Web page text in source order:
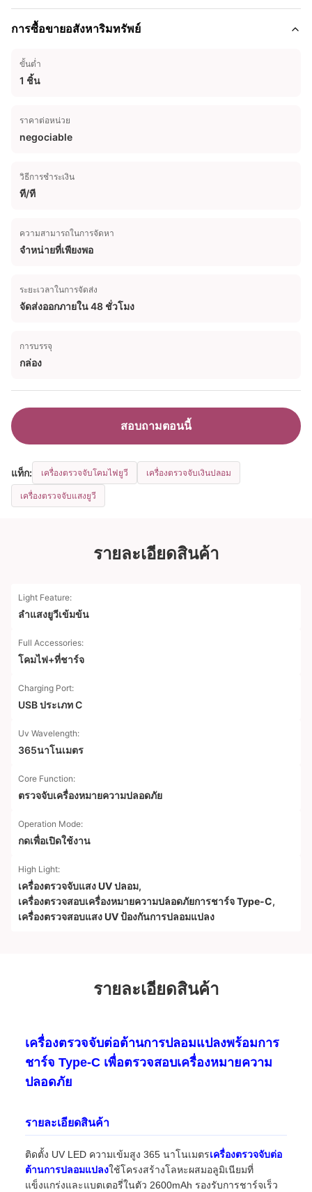
การซื้อขายอสังหาริมทรัพย์
ขั้นต่ำ
1 ชิ้น
ราคาต่อหน่วย
negociable
วิธีการชำระเงิน
ที/ที
ความสามารถในการจัดหา
จําหน่ายที่เพียงพอ
ระยะเวลาในการจัดส่ง
จัดส่งออกภายใน 48 ชั่วโมง
การบรรจุ
กล่อง
สอบถามตอนนี้
แท็ก: เครื่องตรวจจับโคมไฟยูวี เครื่องตรวจจับเงินปลอม
เครื่องตรวจจับแสงยูวี
รายละเอียดสินค้า
Light Feature:
ลำแสงยูวีเข้มข้น
Full Accessories:
โคมไฟ+ที่ชาร์จ
Charging Port:
USB ประเภท C
Uv Wavelength:
365นาโนเมตร
Core Function:
ตรวจจับเครื่องหมายความปลอดภัย
Operation Mode:
กดเพื่อเปิดใช้งาน
High Light:
เครื่องตรวจจับแสง UV ปลอม,
เครื่องตรวจสอบเครื่องหมายความปลอดภัยการชาร์จ Type-C,
เครื่องตรวจสอบแสง UV ป้องกันการปลอมแปลง
รายละเอียดสินค้า
เครื่องตรวจจับต่อต้านการปลอมแปลงพร้อมการ
ชาร์จ Type-C เพื่อตรวจสอบเครื่องหมายความ
ปลอดภัย
รายละเอียดสินค้า
ติดตั้ง UV LED ความเข้มสูง 365 นาโนเมตรเครื่องตรวจจับต่อ
ต้านการปลอมแปลงใช้โครงสร้างโลหะผสมอลูมิเนียมที่
แข็งแกร่งและแบตเตอรี่ในตัว 2600mAh รองรับการชาร์จเร็ว